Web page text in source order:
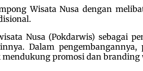
Wisata Nusa dengan
Nusa (Pokdarwis) sebagai
Dalam
promosi dan branding